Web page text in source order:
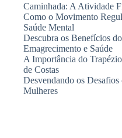
Caminhada: A Atividade
Como o Movimento
Saúde Mental
Descubra os Benefícios
Emagrecimento e Saúde
A Importância do
de Costas
Desvendando os
Mulheres